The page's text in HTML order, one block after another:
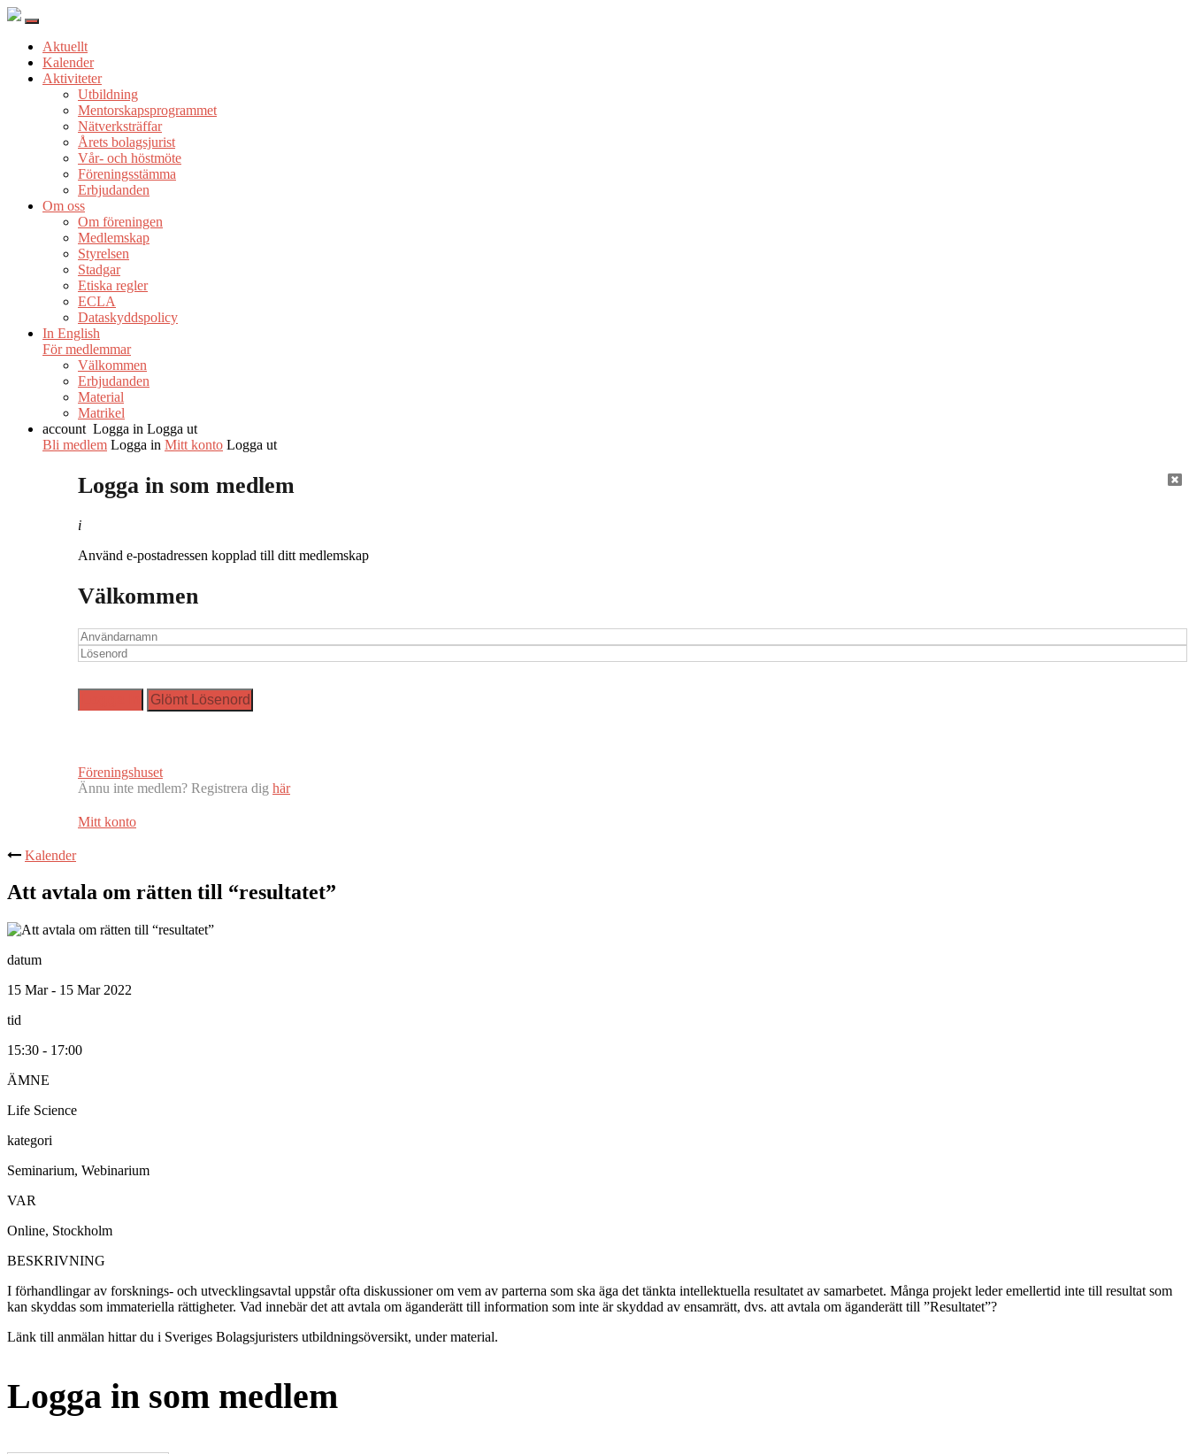
Aktuellt
Kalender
Aktiviteter
Utbildning
Mentorskapsprogrammet
Nätverksträffar
Årets bolagsjurist
Vår- och höstmöte
Föreningsstämma
Erbjudanden
Om oss
Om föreningen
Medlemskap
Styrelsen
Stadgar
Etiska regler
ECLA
Dataskyddspolicy
In English
För medlemmar
Välkommen
Erbjudanden
Material
Matrikel
account Logga in Logga ut
Bli medlem Logga in Mitt konto Logga ut
Logga in som medlem
i
Använd e-postadressen kopplad till ditt medlemskap
Välkommen
Föreningshuset
Ännu inte medlem? Registrera dig här
Mitt konto
Kalender
Att avtala om rätten till “resultatet”
datum
15 Mar - 15 Mar 2022
tid
15:30 - 17:00
ÄMNE
Life Science
kategori
Seminarium, Webinarium
VAR
Online, Stockholm
BESKRIVNING
I förhandlingar av forsknings- och utvecklingsavtal uppstår ofta diskussioner om vem av parterna som ska äga det tänkta intellektuella resultatet av samarbetet. Många projekt leder emellertid inte till resultat som
kan skyddas som immateriella rättigheter. Vad innebär det att avtala om äganderätt till information som inte är skyddad av ensamrätt, dvs. att avtala om äganderätt till ”Resultatet”?
Länk till anmälan hittar du i Sveriges Bolagsjuristers utbildningsöversikt, under material.
Logga in som medlem